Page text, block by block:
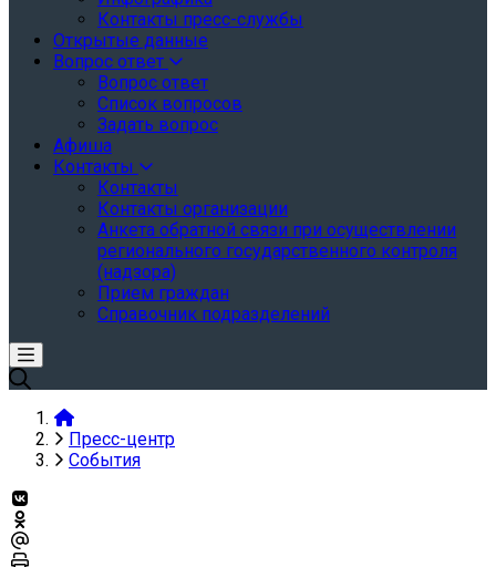
Контакты пресс-службы
Открытые данные
Вопрос ответ
Вопрос ответ
Список вопросов
Задать вопрос
Афиша
Контакты
Контакты
Контакты организации
Анкета обратной связи при осуществлении
регионального государственного контроля
(надзора)
Прием граждан
Справочник подразделений
Пресс-центр
События